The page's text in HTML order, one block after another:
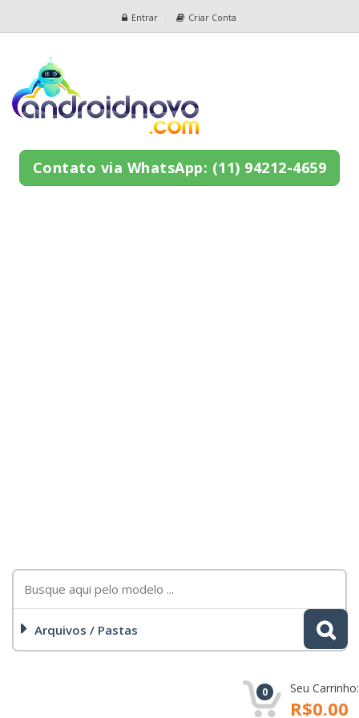
Entrar Criar Conta
Contato via WhatsApp: (11) 94212-4659
Arquivos / Pastas
0 Seu Carrinho:
R$0.00